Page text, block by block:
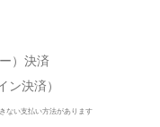
）決済
ン決済）
ない支払い方法があります